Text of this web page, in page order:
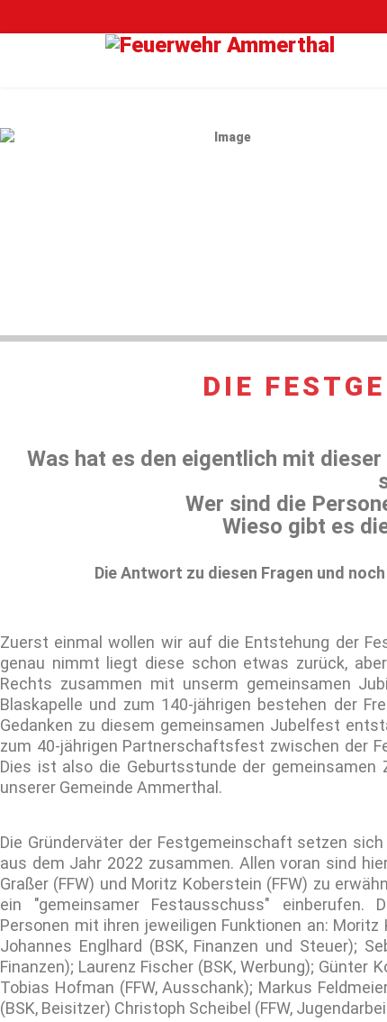
DIE
Was hat es den eigentlich mit
Wer sind die
Wieso gibt es
Die Antwort zu diesen Fragen und
Zuerst einmal wollen wir auf die Entstehung der
genau nimmt liegt diese schon etwas zurück,
Rechts zusammen mit unserm gemeinsamen
Blaskapelle und zum 140-jährigen bestehen der
Gedanken zu diesem gemeinsamen Jubelfest
zum 40-jährigen Partnerschaftsfest zwischen der
Dies ist also die Geburtsstunde der gemeinsamen
unserer Gemeinde Ammerthal.
Die Gründerväter der Festgemeinschaft setzen
aus dem Jahr 2022 zusammen. Allen voran sind
Graßer (FFW) und Moritz Koberstein (FFW) zu
ein "gemeinsamer Festausschuss" einberufen.
Personen mit ihren jeweiligen Funktionen an: Moritz
Johannes Englhard (BSK, Finanzen und Steuer);
Finanzen); Laurenz Fischer (BSK, Werbung); Günter
Tobias Hofman (FFW, Ausschank); Markus
(BSK, Beisitzer) Christoph Scheibel (FFW,